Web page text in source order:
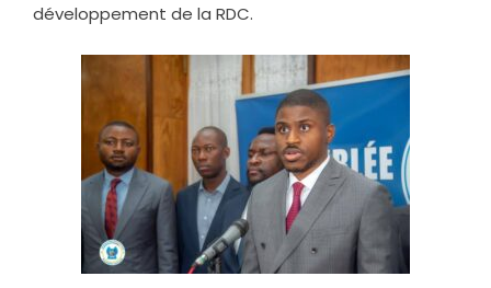
développement de la RDC.